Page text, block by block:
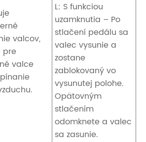
valcov,
pre
valce
L: S funkciou
uzamknutia – Po
stlačení pedálu sa
valec vysunie a
zostane
zablokovaný vo
vysunutej polohe.
Opätovným
stlačením
odomknete a valec
sa zasunie.